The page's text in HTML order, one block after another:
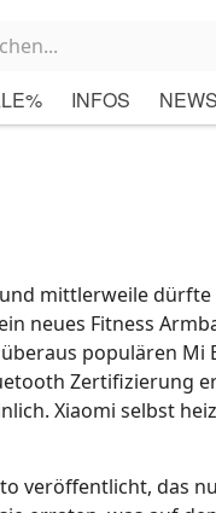
INFOS NEWS
mittlerweile dürfte
neues Fitness
populären Mi
Zertifizierung
Xiaomi selbst
veröffentlicht, das